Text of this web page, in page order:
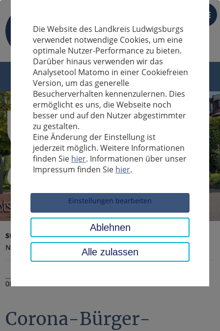
DE
Sucheingabe
Startseite Landratsamt, Landkreis
Aktuelles
Nachrichten
08.05.2020
Corona-Bürger-
Die Website des Landkreis Ludwigsburgs
verwendet notwendige Cookies, um eine
optimale Nutzer-Performance zu bieten.
Darüber hinaus verwenden wir das
Analysetool Matomo in einer Cookiefreien
Version, um das generelle
Besucherverhalten kennenzulernen. Dies
ermöglicht es uns, die Webseite noch
besser und auf den Nutzer abgestimmter
zu gestalten.
Eine Änderung der Einstellung ist
jederzeit möglich. Weitere Informationen
finden Sie hier. Informationen über unser
Impressum finden Sie hier.
Einstellungen bearbeiten
Ablehnen
Alle zulassen